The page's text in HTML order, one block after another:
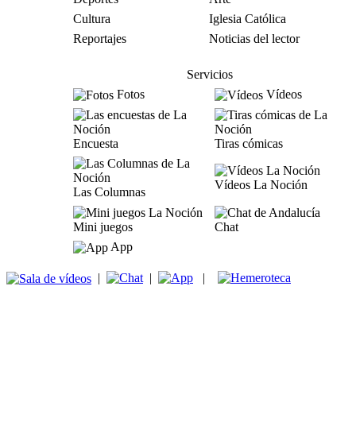
Cultura
Iglesia Católica
Reportajes
Noticias del lector
Servicios
Fotos
Vídeos
Encuesta Tiras cómicas
Las Columnas
Vídeos La Noción
Mini juegos
Chat
App
| | |